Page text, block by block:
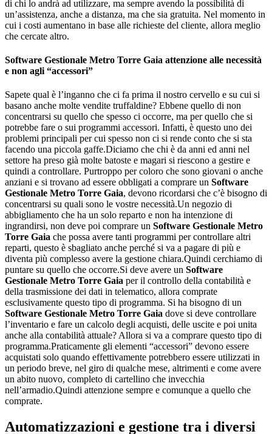
di chi lo andrà ad utilizzare, ma sempre avendo la possibilità di
un’assistenza, anche a distanza, ma che sia gratuita. Nel momento in
cui i costi aumentano in base alle richieste del cliente, allora meglio
che cercate altro.
Software Gestionale Metro Torre Gaia attenzione alle necessità
e non agli “accessori”
Sapete qual è l’inganno che ci fa prima il nostro cervello e su cui si
basano anche molte vendite truffaldine? Ebbene quello di non
concentrarsi su quello che spesso ci occorre, ma per quello che si
potrebbe fare o sui programmi accessori. Infatti, è questo uno dei
problemi principali per cui spesso non ci si rende conto che si sta
facendo una piccola gaffe.Diciamo che chi è da anni ed anni nel
settore ha preso già molte batoste e magari si riescono a gestire e
quindi a controllare. Purtroppo per coloro che sono giovani o anche
anziani e si trovano ad essere obbligati a comprare un Software
Gestionale Metro Torre Gaia, devono ricordarsi che c’è bisogno di
concentrarsi su quali sono le vostre necessità.Un negozio di
abbigliamento che ha un solo reparto e non ha intenzione di
ingrandirsi, non deve poi comprare un Software Gestionale Metro
Torre Gaia che possa avere tanti programmi per controllare altri
reparti, questo è sbagliato anche perché si va a pagare di più e
diventa più complesso avere la gestione chiara.Quindi cerchiamo di
puntare su quello che occorre.Si deve avere un Software
Gestionale Metro Torre Gaia per il controllo della contabilità e
della trasmissione dei dati in telematico, allora comprate
esclusivamente questo tipo di programma. Si ha bisogno di un
Software Gestionale Metro Torre Gaia dove si deve controllare
l’inventario e fare un calcolo degli acquisti, delle uscite e poi unita
anche alla contabilità attuale? Allora si va a comprare questo tipo di
programma.Praticamente gli elementi “accessori” devono essere
acquistati solo quando effettivamente potrebbero essere utilizzati in
un periodo breve, nel giro di qualche mese, altrimenti e come avere
un abito nuovo, completo di cartellino che invecchia
nell’armadio.Quindi attenzione sempre e comunque a quello che
comprate.
Automatizzazioni e gestione tra i diversi